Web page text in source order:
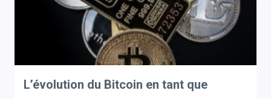
L’évolution du Bitcoin en tant que